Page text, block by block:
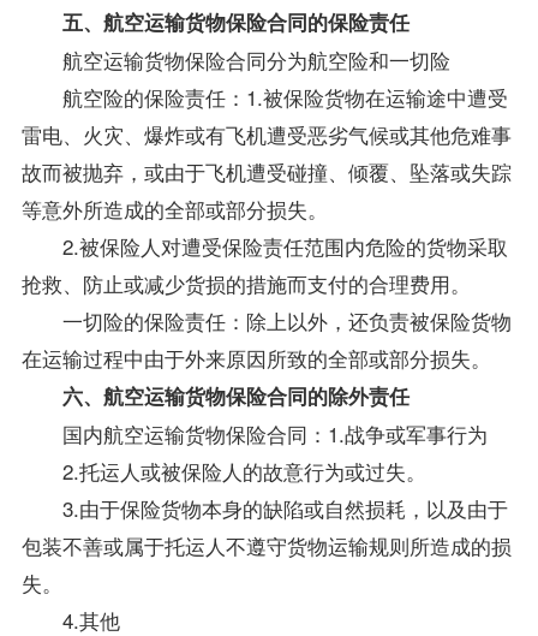
五、航空运输货物保险合同的保险责任
航空运输货物保险合同分为航空险和一切险
航空险的保险责任：1.被保险货物在运输途中遭受
雷电、火灾、爆炸或有飞机遭受恶劣气候或其他危难事
故而被抛弃，或由于飞机遭受碰撞、倾覆、坠落或失踪
等意外所造成的全部或部分损失。
2.被保险人对遭受保险责任范围内危险的货物采取
抢救、防止或减少货损的措施而支付的合理费用。
一切险的保险责任：除上以外，还负责被保险货物
在运输过程中由于外来原因所致的全部或部分损失。
六、航空运输货物保险合同的除外责任
国内航空运输货物保险合同：1.战争或军事行为
2.托运人或被保险人的故意行为或过失。
3.由于保险货物本身的缺陷或自然损耗，以及由于
包装不善或属于托运人不遵守货物运输规则所造成的损
失。
4.其他